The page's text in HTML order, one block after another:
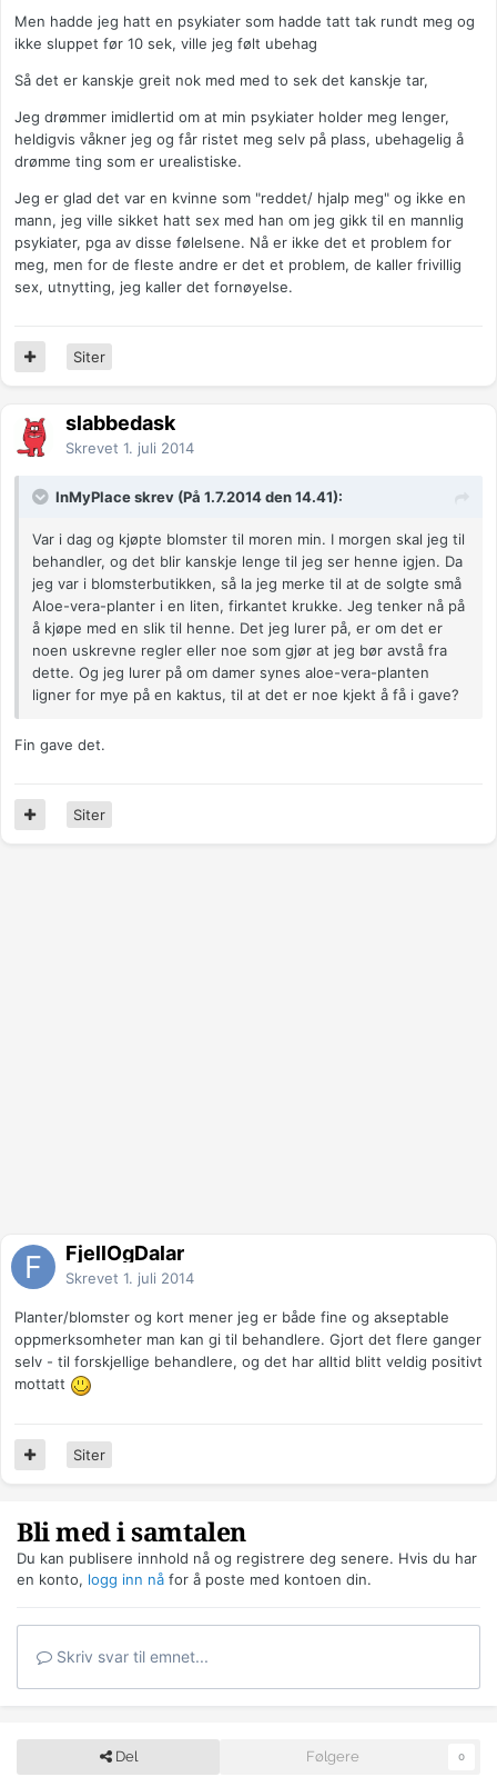
Men hadde jeg hatt en psykiater som hadde tatt tak rundt meg og
ikke sluppet før 10 sek, ville jeg følt ubehag
Så det er kanskje greit nok med med to sek det kanskje tar,
Jeg drømmer imidlertid om at min psykiater holder meg lenger,
heldigvis våkner jeg og får ristet meg selv på plass, ubehagelig å
drømme ting som er urealistiske.
Jeg er glad det var en kvinne som "reddet/ hjalp meg" og ikke en
mann, jeg ville sikket hatt sex med han om jeg gikk til en mannlig
psykiater, pga av disse følelsene. Nå er ikke det et problem for
meg, men for de fleste andre er det et problem, de kaller frivillig
sex, utnytting, jeg kaller det fornøyelse.
Siter
slabbedask
Skrevet 1. juli 2014
InMyPlace skrev (På 1.7.2014 den 14.41):
Var i dag og kjøpte blomster til moren min. I morgen skal jeg til
behandler, og det blir kanskje lenge til jeg ser henne igjen. Da
jeg var i blomsterbutikken, så la jeg merke til at de solgte små
Aloe-vera-planter i en liten, firkantet krukke. Jeg tenker nå på
å kjøpe med en slik til henne. Det jeg lurer på, er om det er
noen uskrevne regler eller noe som gjør at jeg bør avstå fra
dette. Og jeg lurer på om damer synes aloe-vera-planten
ligner for mye på en kaktus, til at det er noe kjekt å få i gave?
Fin gave det.
Siter
FjellOgDalar
Skrevet 1. juli 2014
Planter/blomster og kort mener jeg er både fine og akseptable
oppmerksomheter man kan gi til behandlere. Gjort det flere ganger
selv - til forskjellige behandlere, og det har alltid blitt veldig positivt
mottatt
Siter
Bli med i samtalen
Du kan publisere innhold nå og registrere deg senere. Hvis du har
en konto, logg inn nå for å poste med kontoen din.
Skriv svar til emnet...
Del Følgere 0